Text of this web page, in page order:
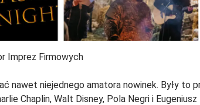
Imprez Firmowych
nawet niejednego amatora nowinek. Były to
Chaplin, Walt Disney, Pola Negri i